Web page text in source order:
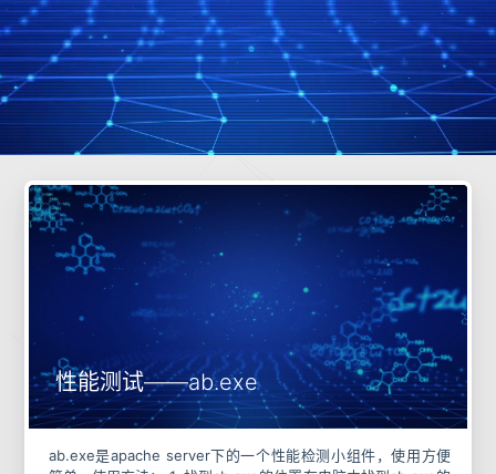
性能测试——ab.exe
ab.exe是apache server下的一个性能检测小组件，使用方便